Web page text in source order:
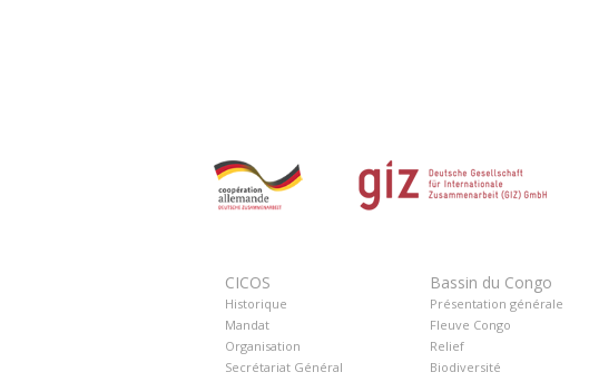
CICOS
Historique
Mandat
Organisation
Secrétariat Général
Bassin du Congo
Présentation générale
Fleuve Congo
Relief
Biodiversité